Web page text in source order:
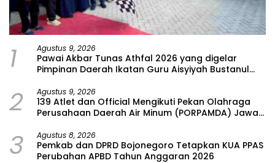
1 Agustus 9, 2026
Pawai Akbar Tunas Athfal 2026 yang digelar
Pimpinan Daerah Ikatan Guru Aisyiyah Bustanul
2 Agustus 9, 2026
139 Atlet dan Official Mengikuti Pekan Olahraga
Perusahaan Daerah Air Minum (PORPAMDA) Jawa
3 Agustus 8, 2026
Pemkab dan DPRD Bojonegoro Tetapkan KUA PPAS
Perubahan APBD Tahun Anggaran 2026